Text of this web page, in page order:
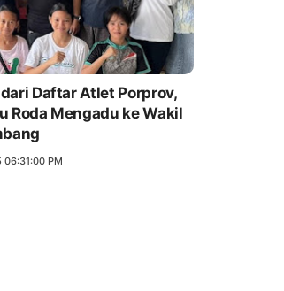
Daftar Atlet Porprov,
Roda Mengadu ke Wakil
PM